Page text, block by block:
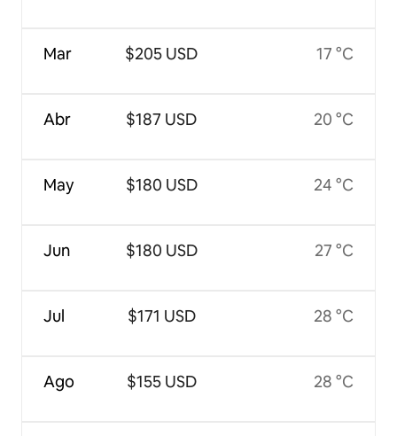
Mar
Abr
May
Jun
Jul
Ago
$205 USD
$187 USD
$180 USD
$180 USD
$171 USD
$155 USD
17 °C
20 °C
24 °C
27 °C
28 °C
28 °C